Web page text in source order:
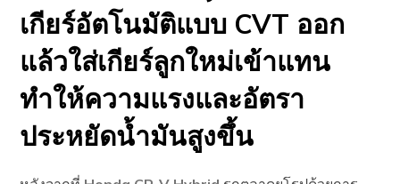
เกียร์อัตโนมัติแบบ CVT ออก
แล้วใส่เกียร์ลูกใหม่เข้าแทน
ทำให้ความแรงและอัตรา
ประหยัดน้ำมันสูงขึ้น